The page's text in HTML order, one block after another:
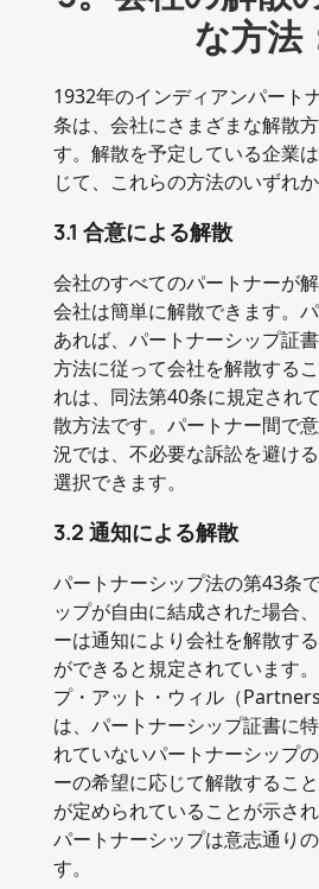
な方法
1932年のインディアンパート
条は、会社にさまざまな解散
す。解散を予定している企業
じて、これらの方法のいずれ
3.1 合意による解散
会社のすべてのパートナーが解
会社は簡単に解散できます。
あれば、パートナーシップ証
方法に従って会社を解散する
れは、同法第40条に規定され
散方法です。パートナー間で
況では、不必要な訴訟を避け
選択できます。
3.2 通知による解散
パートナーシップ法の第43条
ップが自由に結成された場合
ーは通知により会社を解散す
ができると規定されています
プ・アット・ウィル（
は、パートナーシップ証書に
れていないパートナーシップ
ーの希望に応じて解散するこ
が定められていることが示さ
パートナーシップは意志通り
す。